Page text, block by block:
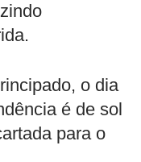
o dia
é de sol
para o